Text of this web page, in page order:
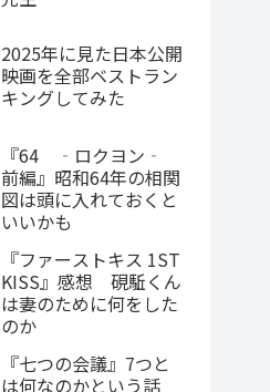
2025年に見た日本公開
映画を全部ベストラン
キングしてみた
『64 ‐ロクヨン‐
前編』昭和64年の相関
図は頭に入れておくと
いいかも
『ファーストキス 1ST
KISS』感想 硯駈くん
は妻のために何をした
のか
『七つの会議』7つと
は何なのかという話